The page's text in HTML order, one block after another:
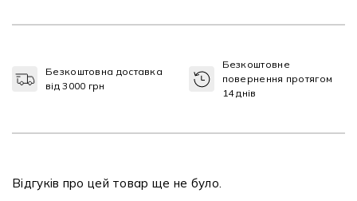
Безкоштовна доставка
від 3000 грн
Безкоштовне
повернення протягом
14 днів
Відгуків про цей товар ще не було.